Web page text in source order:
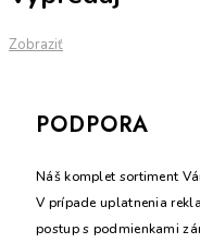
Zobraziť
PODPORA
Náš komplet sortiment
V prípade uplatnenia
postup s podmienkami